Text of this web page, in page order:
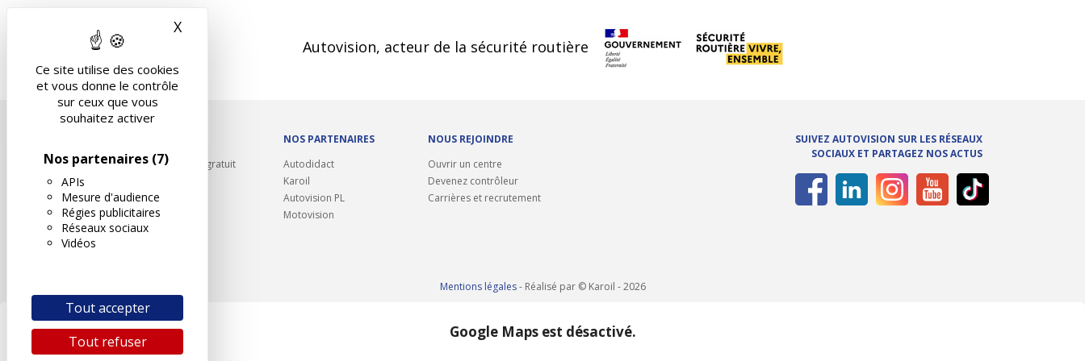
Ce site utilise des cookies
et vous donne le contrôle
sur ceux que vous
souhaitez activer
Nos partenaires (7)
APIs
Mesure d'audience
Régies publicitaires
Réseaux sociaux
Vidéos
Tout accepter
Tout refuser
X
ROUAS CONTROLE
TECHNIQUE
LE FROC DUHAMEL
27670 BOSROUMOIS
02 35 81 04 53
Prendre rendez-
vous
Autovision, acteur de la sécurité routière
Rappel contrôle technique gratuit
Partenariats/Remises
Liens utiles
Contact
Plan du site
NOS PARTENAIRES
Autodidact
Karoil
Autovision PL
Motovision
NOUS REJOINDRE
Ouvrir un centre
Devenez contrôleur
Carrières et recrutement
SUIVEZ AUTOVISION SUR LES RÉSEAUX
SOCIAUX ET PARTAGEZ NOS ACTUS
Mentions légales- Réalisé par © Karoil - 2026
Google Maps est désactivé.